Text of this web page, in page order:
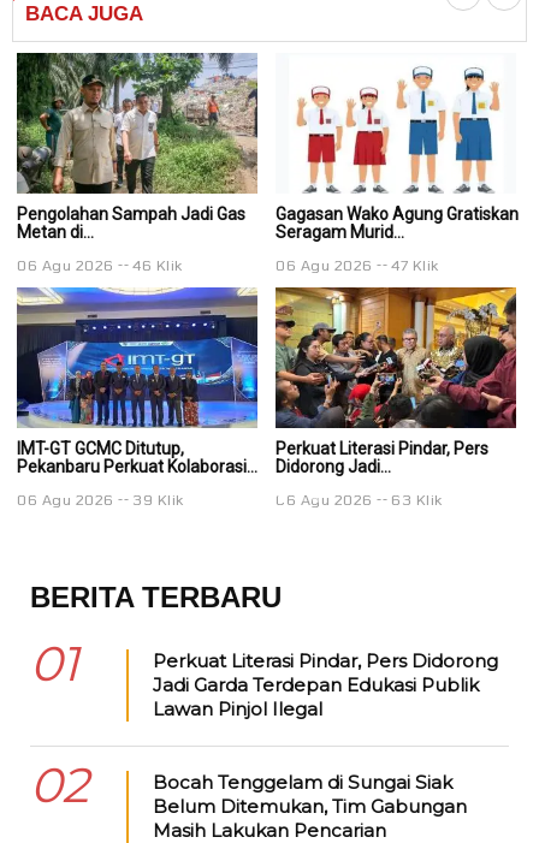
BACA JUGA
Pengolahan Sampah Jadi Gas
Metan di...
06 Agu 2026 46 Klik
Gagasan Wako Agung Gratiskan
Seragam Murid...
06 Agu 2026 47 Klik
IMT-GT GCMC Ditutup,
Pekanbaru Perkuat Kolaborasi...
06 Agu 2026 39 Klik
Perkuat Literasi Pindar, Pers
Didorong Jadi...
06 Agu 2026 63 Klik
BERITA TERBARU
01
Perkuat Literasi Pindar, Pers Didorong
Jadi Garda Terdepan Edukasi Publik
Lawan Pinjol Ilegal
02
Bocah Tenggelam di Sungai Siak
Belum Ditemukan, Tim Gabungan
Masih Lakukan Pencarian